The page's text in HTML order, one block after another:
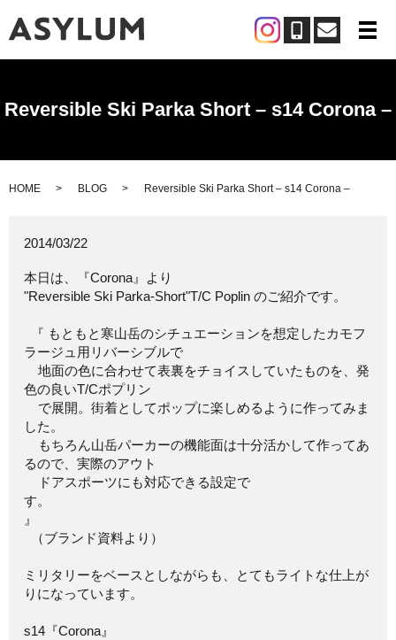
メ
Reversible Ski Parka Short – s14 Corona –
HOME BLOG Reversible Ski Parka Short – s14 Corona –
2014/03/22
本日は、『Corona』より
"Reversible Ski Parka-Short"T/C Poplin のご紹介です。
『 もともと寒山岳のシチュエーションを想定したカモフ
ラージュ用リバーシブルで
地面の色に合わせて表裏をチョイスしていたものを、発
色の良いT/Cポプリン
で展開。街着としてポップに楽しめるように作ってみま
した。
もちろん山岳パーカーの機能面は十分活かして作ってあ
るので、実際のアウト
ドアスポーツにも対応できる設定で
す。
』
（ブランド資料より）
ミリタリーをベースとしながらも、とてもライトな仕上が
りになっています。
s14『Corona』